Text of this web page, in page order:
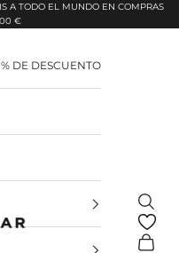
A TODO EL MUNDO EN COMPRAS
€
DE DESCUENTO